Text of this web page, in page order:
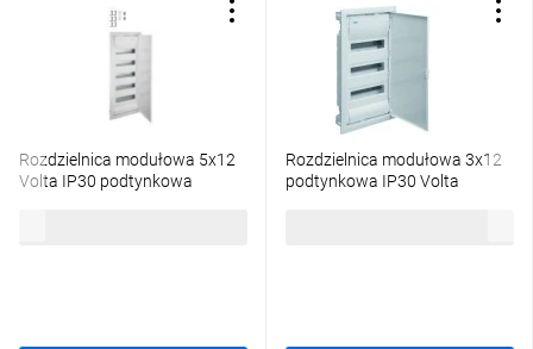
Rozdzielnica modułowa 5x12
Volta IP30 podtynkowa
Rozdzielnica modułowa 3x12
podtynkowa IP30 Volta